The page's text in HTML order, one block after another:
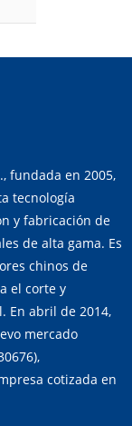
fundada en 2005,
tecnología
y fabricación de
de alta gama. Es
chinos de
el corte y
En abril de 2014,
mercado
cotizada en